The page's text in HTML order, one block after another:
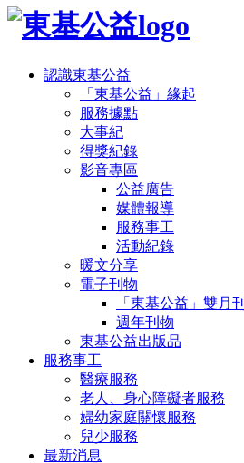
認識東基公益
「東基公益」緣起
服務據點
大事紀
得獎紀錄
影音專區
公益廣告
媒體報導
服務事工
活動紀錄
暖文分享
電子刊物
「東基公益」雙月刊
週年刊物
東基公益出版品
服務事工
醫療服務
老人、身心障礙者服務
婦幼家庭關懷服務
兒少服務
最新消息